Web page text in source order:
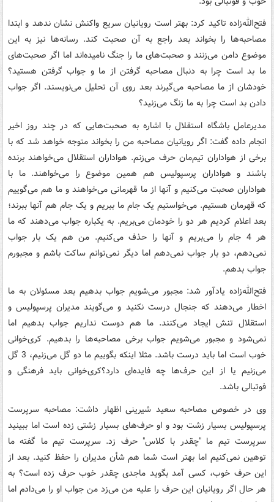
فتح‌الله‌زاده تاکید کرد: بهتر است رویانیان سریع واکنش نشان ندهد و ابتدا
مصاحبه‌ها را بخواند بعد راجع به آن صحبت کند. رسانه‌ها نیز به این
موضوع دامن می‌زنند و صحبت‌های ما را جنگ نامیده‌اند اما اگر صحبت‌های
ما بد است چرا به دنبال مصاحبه گرفتن از ما و جواب گرفتن هستید؟
خودشان از ما مصاحبه می‌گیرند بعد روی آن تحلیل می‌نویسند. اگر جواب
دادن بد است چرا به ما زنگ می‌زنید؟
مدیرعامل باشگاه استقلال با اشاره به صحبت‌هایی که در چند روز اخیر
انجام داده گفت: اگر رویانیان مصاحبه من را بخواند متوجه خواهد شد که با
برخی از هواداران تیم‌مان حرف می‌زنم. هواداران استقلال می‌خواهند برنده
باشند و هواداران پرسپولیس هم همین موضوع را می‌خواهند. ما با
هواداران صحبت می‌کنیم و آنها از ما قهرمانی می‌خواهند و ما هم می‌گوییم
که قهرمان هستیم. می‌خواستیم یک جام ما ببریم و یک جام هم آنها ببرند؛
بعد اعلام کردیم هر دو را خودمان می‌بریم. به یکباره جواب می‌دهند که ما
هر 4 جام را می‌بریم و آنها را حذف می‌کنیم. من هم یک بار جواب
نمی‌دهم، دو بار جواب نمی‌دهم اما دیگر نمی‌توانم ساکت باشم و مجبورم
جواب بدهم.
فتح‌الله‌زاده یادآور شد: مجبور می‌شویم جواب بدهیم بعد مسئولان به ما
اخطار می‌دهند که جنجال درست نکنید و می‌گویند مدیران پرسپولیس و
استقلال تنش ایجاد می‌کنند. ما هم دوست نداریم جواب بدهیم اما
نمی‌شود و مجبور می‌شویم جواب برخی مصاحبه‌ها را بدهیم. کری‌خوانی
خوب است اما باید درست باشد. مثلا اینکه بگوییم ما دو گل می‌زنیم، 3 گل
می‌زنیم یا از این حرف‌ها چه فایده‌ای دارد؟کری‌خوانی باید فرهنگی و
فوتبالی باشد.
وی در خصوص مصاحبه سعید شیرینی اظهار داشت: مصاحبه سرپرست
پرسپولیس بسیار زشت بود و او حرف‌های بسیار زشتی زده است اما ببینید
سرپرست تیم ما "چقدر با کلاس" حرف زد. سرپرست تیم ما گفته ما
توهین نمی‌کنیم اما بهتر است شما هم شأن مدیران را حفظ کنید. بعد از
این حرف خوب،‌ کسی آمد بگوید ماجدی چقدر خوب حرف زده است؟ به
هر حال اگر رویانیان این حرف را علیه من می‌زد من جواب او را می‌دادم اما